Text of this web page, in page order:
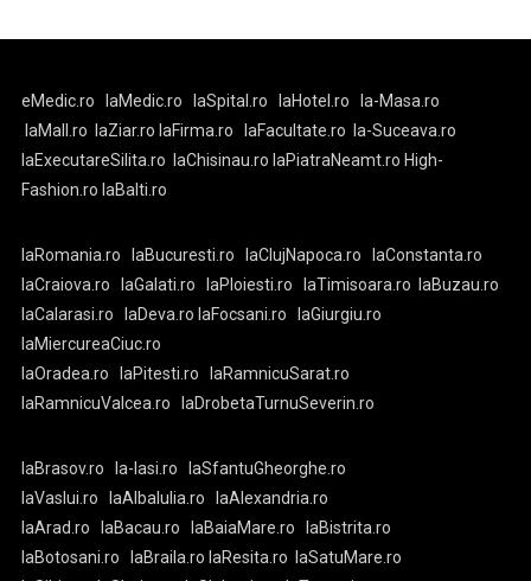
eMedic.ro laMedic.ro laSpital.ro laHotel.ro
la-Masa.ro
laMall.ro
laZiar.ro laFirma.ro laFacultate.ro
la-Suceava.ro
laExecutareSilita.ro
laChisinau.ro laPiatraNeamt.ro High-
Fashion.ro laBalti.ro
laRomania.ro laBucuresti.ro laClujNapoca.ro
laConstanta.ro
laCraiova.ro
laGalati.ro laPloiesti.ro laTimisoara.ro
laBuzau.ro
laCalarasi.ro
laDeva.ro laFocsani.ro
laGiurgiu.ro
laMiercureaCiuc.ro
laOradea.ro
laPitesti.ro
laRamnicuSarat.ro
laRamnicuValcea.ro
laDrobetaTurnuSeverin.ro
laBrasov.ro la-Iasi.ro
laSfantuGheorghe.ro
laVaslui.ro
laAlbaIulia.ro
laAlexandria.ro
laArad.ro
laBacau.ro laBaiaMare.ro
laBistrita.ro
laBotosani.ro
laBraila.ro laResita.ro
laSatuMare.ro